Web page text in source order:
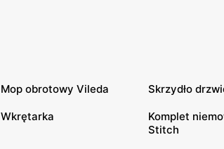
Mop obrotowy Vileda Skrzydło
Wkrętarka
Komplet
Stitch